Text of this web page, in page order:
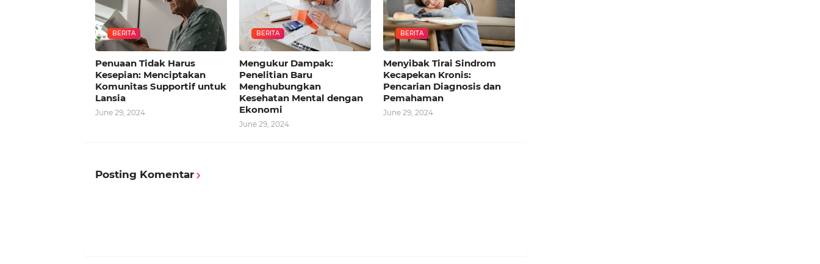
BERITA
Penuaan Tidak Harus
Kesepian: Menciptakan
Komunitas Supportif untuk
Lansia
June 29, 2024
BERITA
Mengukur Dampak:
Penelitian Baru
Menghubungkan
Kesehatan Mental dengan
Ekonomi
June 29, 2024
BERITA
Menyibak Tirai Sindrom
Kecapekan Kronis:
Pencarian Diagnosis dan
Pemahaman
June 29, 2024
Posting Komentar